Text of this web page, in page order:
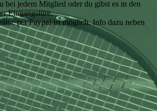
bei jedem Mitglied oder du gibst es in den
Eingangstüre.
per Paypal ist möglich. Info dazu neben